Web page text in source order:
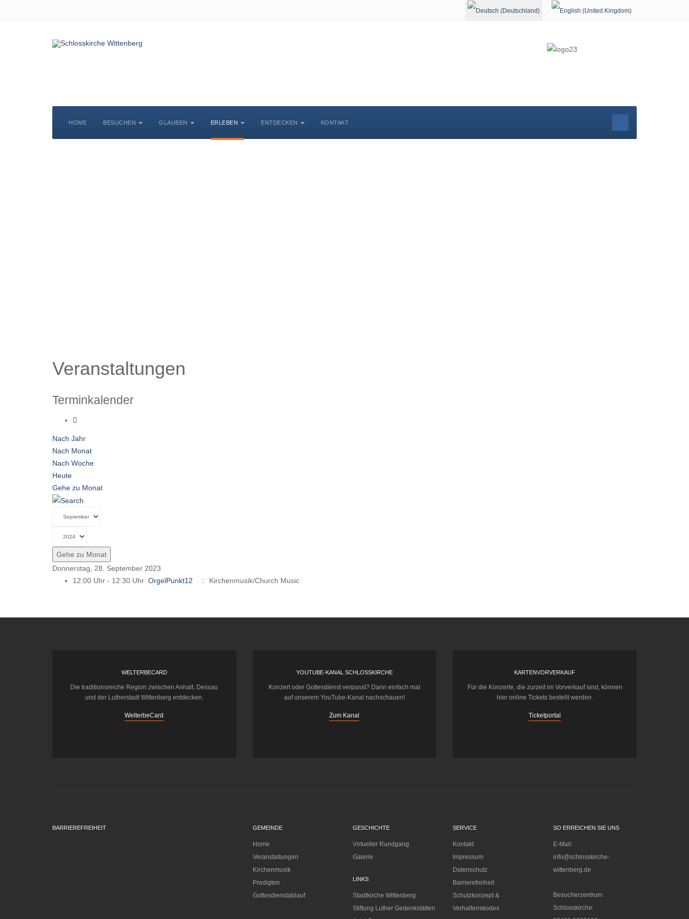
Sprache auswählen
HOME BESUCHEN GLAUBEN ERLEBEN ENTDECKEN KONTAKT
Veranstaltungen
Terminkalender
Nach Jahr
Nach Monat
Nach Woche
Heute
Gehe zu Monat
Gehe zu Monat
Donnerstag, 28. September 2023
12:00 Uhr - 12:30 Uhr OrgelPunkt12 :: Kirchenmusik/Church Music
WELTERBECARD
Die traditionsreiche Region zwischen Anhalt, Dessau
und der Lutherstadt Wittenberg entdecken.
WelterbeCard
YOUTUBE-KANAL SCHLOSSKIRCHE
Konzert oder Gottesdienst verpasst? Dann einfach mal
auf unserem YouTube-Kanal nachschauen!
Zum Kanal
KARTENVORVERKAUF
Für die Konzerte, die zurzeit im Vorverkauf sind, können
hier online Tickets bestellt werden.
Ticketportal
BARRIEREFREIHEIT GEMEINDE
Home
Veranstaltungen
Kirchenmusik
Predigten
Gottesdienstablauf
GESCHICHTE
Virtueller Rundgang
Galerie
LINKS
Stadtkirche Wittenberg
Stiftung Luther Gedenkstätten
SERVICE
Kontakt
Impressum
Datenschutz
Barrierefreiheit
Schutzkonzept &
Verhaltenskodex
SO ERREICHEN SIE UNS
E-Mail:
info@schlosskirche-
wittenberg.de
Besucherzentrum
Schlosskirche: